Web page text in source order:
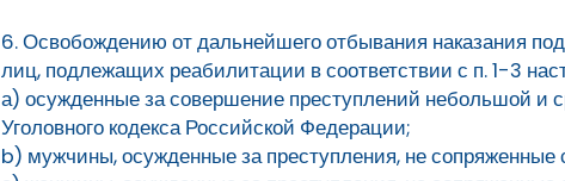
6. Освобождению от дальнейшего отбывания наказания
лиц, подлежащих реабилитации в соответствии с п. 1-3
а) осужденные за совершение преступлений небольшой и
Уголовного кодекса Российской Федерации;
b) мужчины, осужденные за преступления, не сопряженные